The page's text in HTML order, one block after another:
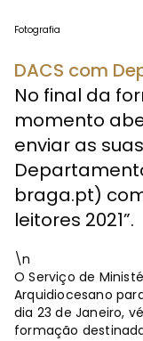
Fotografia
DACS com
No final da
momento
enviar as
braga.pt)
leitores 2021”.
\n
O Serviço de
Arquidiocesano
dia 23 de Janeiro,
formação